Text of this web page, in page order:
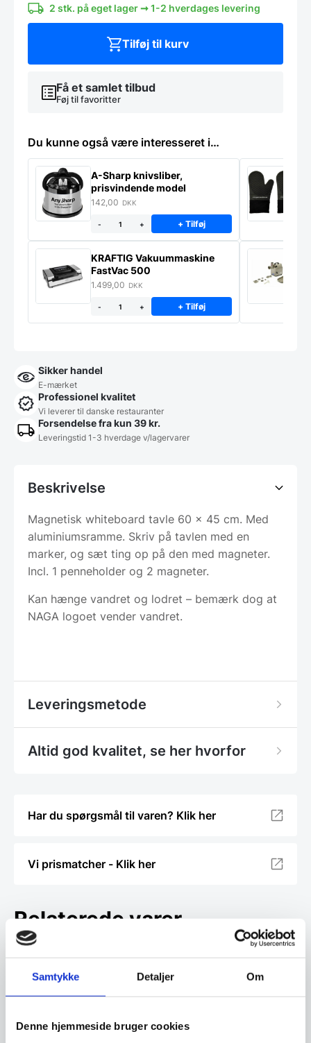
Samtykke Detaljer Om
Denne hjemmeside bruger cookies
alu.
Ramme
2 stk. på eget lager ➞ 1-2 hverdages levering
Få et samlet tilbud
Føj til favoritter
Tilføj til kurv
Du kunne også være interesseret i…
A-Sharp knivsliber,
prisvindende model
142,00 DKK
- + + Tilføj
KRAFTIG Vakuummaskine
FastVac 500
1.499,00 DKK
- + + Tilføj
Sikker handel
E-mærket
Professionel kvalitet
Vi leverer til danske restauranter
Forsendelse fra kun 39 kr.
Leveringstid 1-3 hverdage v/lagervarer
Beskrivelse
Magnetisk whiteboard tavle 60 x 45 cm. Med
aluminiumsramme. Skriv på tavlen med en
marker, og sæt ting op på den med magneter.
Incl. 1 penneholder og 2 magneter.
Kan hænge vandret og lodret – bemærk dog at
NAGA logoet vender vandret.
Leveringsmetode
Altid god kvalitet, se her hvorfor
Har du spørgsmål til varen? Klik her
Vi prismatcher - Klik her
Relaterede varer
Forskærersæt med 20 cm